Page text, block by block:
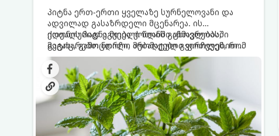
პიტნა ერთ-ერთი ყველაზე სურნელოვანი და
ადვილად გასაზრდელი მცენარეა. ის
იდეალურად ეგუება ქოთანში ცხოვრებას,
მეტიც, გამოცდილი მებაღეები გვირჩევენ, რომ
პიტნა მხოლოდ ქოთანში მოვიყვანოთ, რადგან
ღია გრუნტში (ბაღში) დარგვისას ის ფესვებით
ძალიან სწრაფად ვრცელდება და სხვა
მცენარეებს ავიწროებს.
ქოთნის პიტნა მთელი წლის განმავლობაში
გაგახარებთ ნორჩი, არომატული ფოთლებით
ჩაის, ლიმონათისა თუ კერძებისთვის.